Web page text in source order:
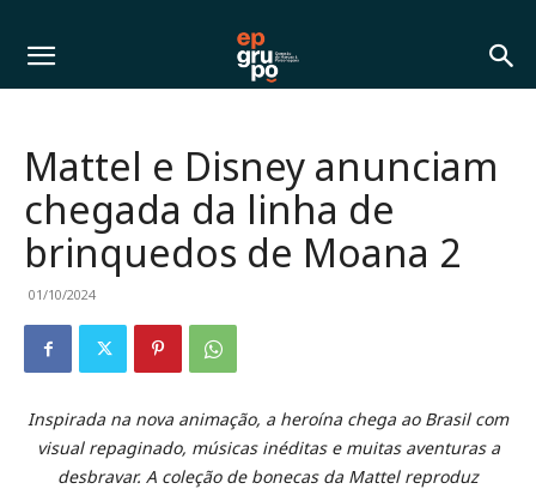
Mattel e Disney anunciam
chegada da linha de
brinquedos de Moana 2
01/10/2024
Inspirada na nova animação, a heroína chega ao Brasil com
visual repaginado, músicas inéditas e muitas aventuras a
desbravar. A coleção de bonecas da Mattel reproduz